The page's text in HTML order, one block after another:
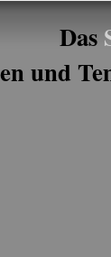
Das
und